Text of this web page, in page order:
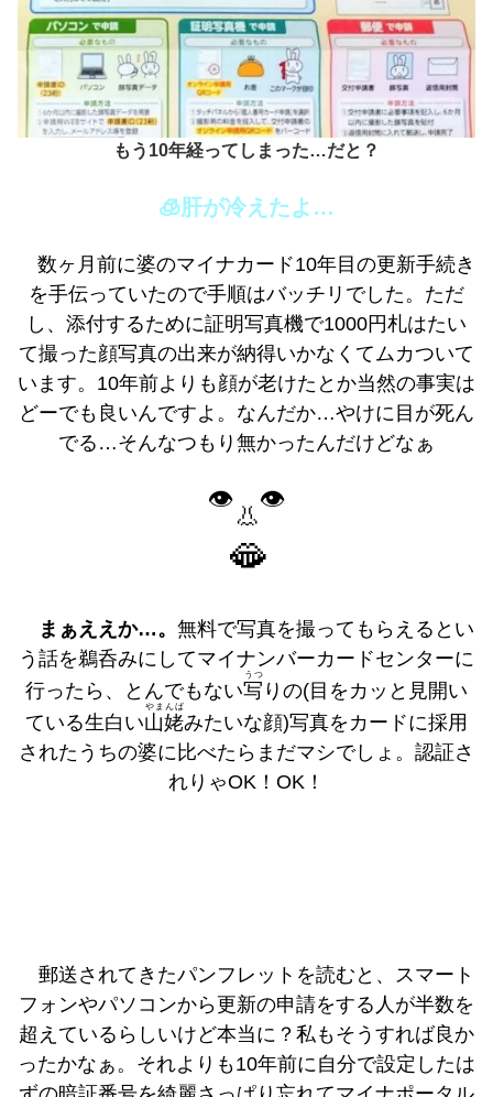
もう10年経ってしまった…だと？
🧊肝が冷えたよ…
数ヶ月前に婆のマイナカード10年目の更新手続き
を手伝っていたので手順はバッチリでした。ただ
し、添付するために証明写真機で1000円札はたい
て撮った顔写真の出来が納得いかなくてムカついて
います。10年前よりも顔が老けたとか当然の事実は
どーでも良いんですよ。なんだか…やけに目が死ん
でる…そんなつもり無かったんだけどなぁ
🫦
👁️
👃
👁️
まぁええか…。 無料で写真を撮ってもらえるとい
う話を鵜呑みにしてマイナンバーカードセンターに
行ったら、とんでもない写
うつ
りの(目をカッと見開い
ている生白い山姥
やまんば
みたいな顔)写真をカードに採用
されたうちの婆に比べたらまだマシでしょ。認証さ
れりゃOK！OK！
郵送されてきたパンフレットを読むと、スマート
フォンやパソコンから更新の申請をする人が半数を
超えているらしいけど本当に？私もそうすれば良か
ったかなぁ。それよりも10年前に自分で設定したは